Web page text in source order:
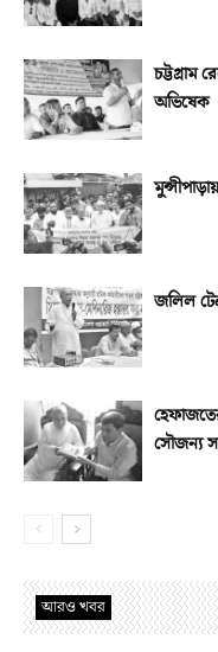
চট্টগ্রাম
অভিষেক
জলিল
সৌজন্য
আরও খবর